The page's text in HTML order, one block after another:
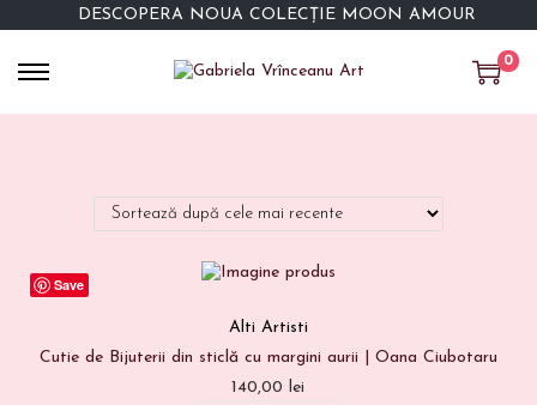
DESCOPERĂ NOUA COLECȚIE MOON AMOUR
0
Save
Alti Artisti
Cutie de Bijuterii din sticlă cu margini aurii | Oana Ciubotaru
140,00lei